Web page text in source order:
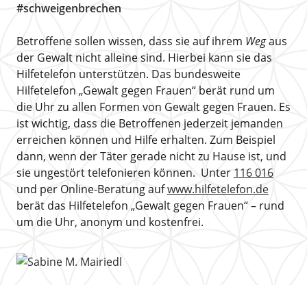
#schweigenbrechen
Betroffene sollen wissen, dass sie auf ihrem Wegaus
der Gewalt nicht alleine sind. Hierbei kann sie das
Hilfetelefon unterstützen. Das bundesweite
Hilfetelefon „Gewalt gegen Frauen“ berät rund um
die Uhr zu allen Formen von Gewalt gegen Frauen. Es
ist wichtig, dass die Betroffenen jederzeit jemanden
erreichen können und Hilfe erhalten. Zum Beispiel
dann, wenn der Täter gerade nicht zu Hause ist, und
sie ungestört telefonieren können. Unter 116 016
und per Online-Beratung aufwww.hilfetelefon.de
berät das Hilfetelefon „Gewalt gegen Frauen“ – rund
um die Uhr, anonym und kostenfrei.